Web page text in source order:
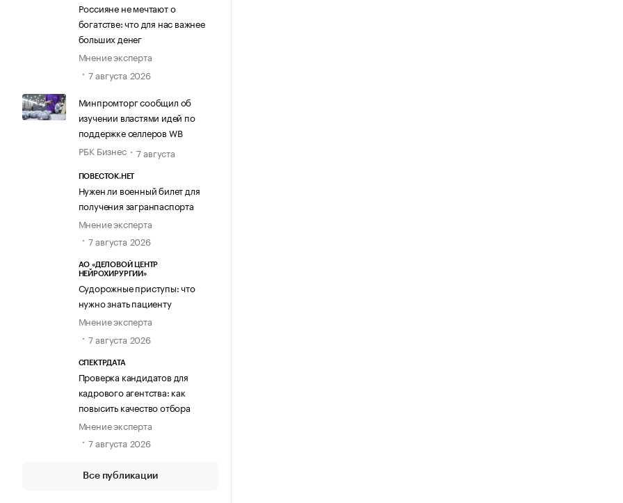
Россияне не мечтают о
богатстве: что для нас важнее
больших денег
Мнение эксперта
7 августа 2026
Минпромторг сообщил об
изучении властями идей по
поддержке селлеров WB
РБК Бизнес
7 августа
ПОВЕСТОК.НЕТ
Нужен ли военный билет для
получения загранпаспорта
Мнение эксперта
7 августа 2026
АО «ДЕЛОВОЙ ЦЕНТР
НЕЙРОХИРУРГИИ»
Судорожные приступы: что
нужно знать пациенту
Мнение эксперта
7 августа 2026
СПЕКТРДАТА
Проверка кандидатов для
кадрового агентства: как
повысить качество отбора
Мнение эксперта
7 августа 2026
Все публикации